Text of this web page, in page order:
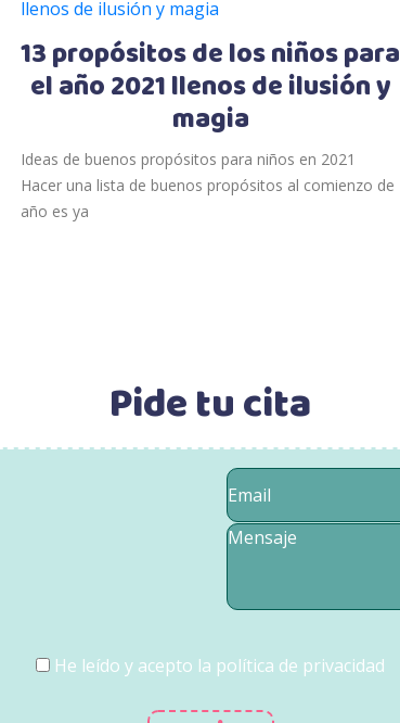
13 propósitos de los niños para
el año 2021 llenos de ilusión y
magia
Ideas de buenos propósitos para niños en 2021
Hacer una lista de buenos propósitos al comienzo de
año es ya
Pide tu cita
Email
Mensaje
*
He leído y acepto la política de privacidad